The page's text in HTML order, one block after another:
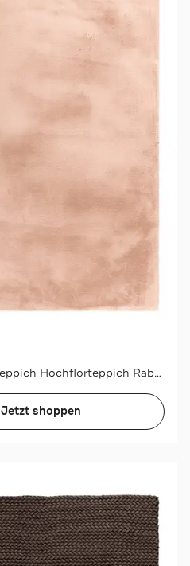
Wohnzimmer Teppich Hochflorteppich Rabbit Light 525 120cm RUND
Jetzt shoppen